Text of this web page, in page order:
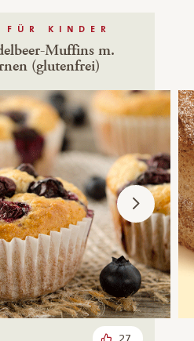
FÜR KINDER
Muffins m.
(glutenfrei)
27